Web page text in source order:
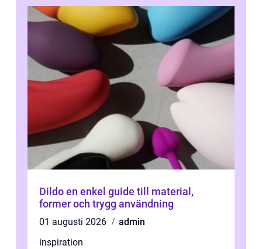
Dildo en enkel guide till material,
former och trygg användning
01 augusti 2026
admin
inspiration